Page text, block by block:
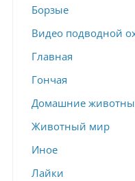
Борзые
Видео подводной
Главная
Гончая
Домашние
Животный мир
Иное
Лайки